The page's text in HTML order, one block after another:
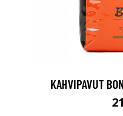
KAHVIPAVUT